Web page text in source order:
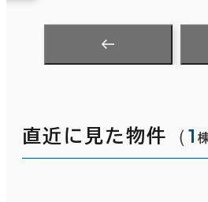
直近に見た物件 （1